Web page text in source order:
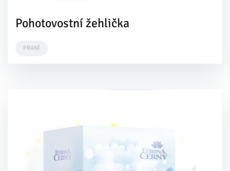
Pohotovostní žehlička
PRANÍ